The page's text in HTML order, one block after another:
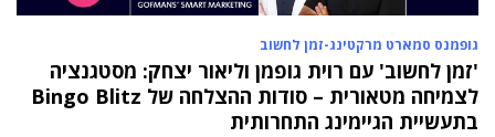
גופמנס סמארט מרקטינג-זמן לחשוב
'זמן לחשוב' עם רוית גופמן וליאור יצחק: מסטגנציה
לצמיחה מטאורית – סודות ההצלחה של Bingo Blitz
בתעשיית הגיימינג התחרותית